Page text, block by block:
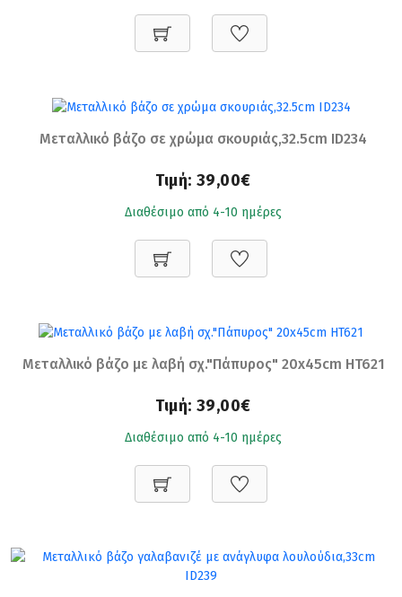
Μεταλλικό βάζο σε χρώμα σκουριάς,32.5cm ID234
Τιμή: 39,00€
Διαθέσιμο από 4-10 ημέρες
Μεταλλικό βάζο με λαβή σχ."Πάπυρος" 20x45cm HT621
Τιμή: 39,00€
Διαθέσιμο από 4-10 ημέρες